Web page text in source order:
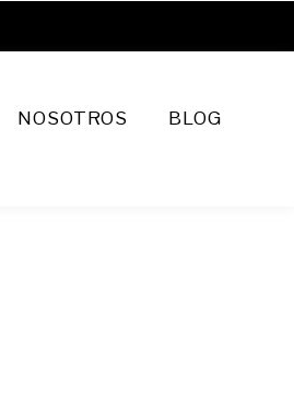
NOSOTROS
BLOG